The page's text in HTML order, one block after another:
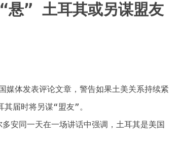
悬” 土耳其或另谋盟友
体发表评论文章，警告如果土美关系持续紧
届时将另谋“盟友”。
安同一天在一场讲话中强调，土耳其是美国